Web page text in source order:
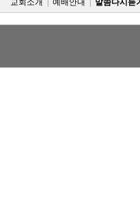
교회소개 예배안내 말씀다시듣기